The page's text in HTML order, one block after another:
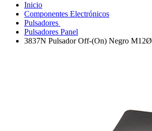
Inicio
Componentes Electrónicos
Pulsadores
Pulsadores Panel
3837N Pulsador Off-(On) Negro M12Ø